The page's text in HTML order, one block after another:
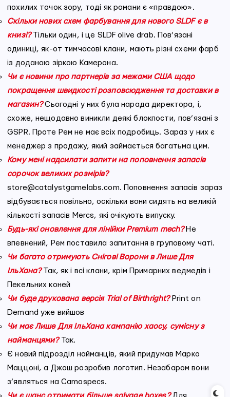
похилих точок зору, тоді як романи є «правдою».
Скільки нових схем фарбування для нового SLDF є в
книзі?Тільки один, і це SLDF olive drab. Пов’язані
одиниці, як-от тимчасові клани, мають різні схеми фарб
із доданою зіркою Камерона.
Чи є новини про партнерів за межами США щодо
покращення швидкості розповсюдження та доставки в
магазин?Сьогодні у них була нарада директора, і,
схоже, нещодавно виникли деякі блокпости, пов’язані з
GSPR. Проте Рем не має всіх подробиць. Зараз у них є
менеджер з продажу, який займається багатьма цим.
Кому мені надсилати запити на поповнення запасів
сорочок великих розмірів?
store@catalystgamelabs.com. Поповнення запасів зараз
відбувається повільно, оскільки вони сидять на великій
кількості запасів Mercs, які очікують випуску.
Будь-які оновлення для лінійки Premium mech?Не
впевнений, Рем поставила запитання в груповому чаті.
Чи багато отримують Снігові Ворони в Лише Для
ІльХана?Так, як і всі клани, крім Примарних ведмедів і
Пекельних коней
Чи буде друкована версія Trial of Birthright?Print on
Demand уже вийшов
Чи має Лише Для ІльХана кампанію хаосу, сумісну з
найманцями?Так.
Є новий підрозділ найманців, який придумав Марко
Маццоні, а Джош розробив логотип. Незабаром вони
з’являться на Camospecs.